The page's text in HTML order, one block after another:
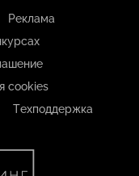
Реклама
cookies
Техподдержка